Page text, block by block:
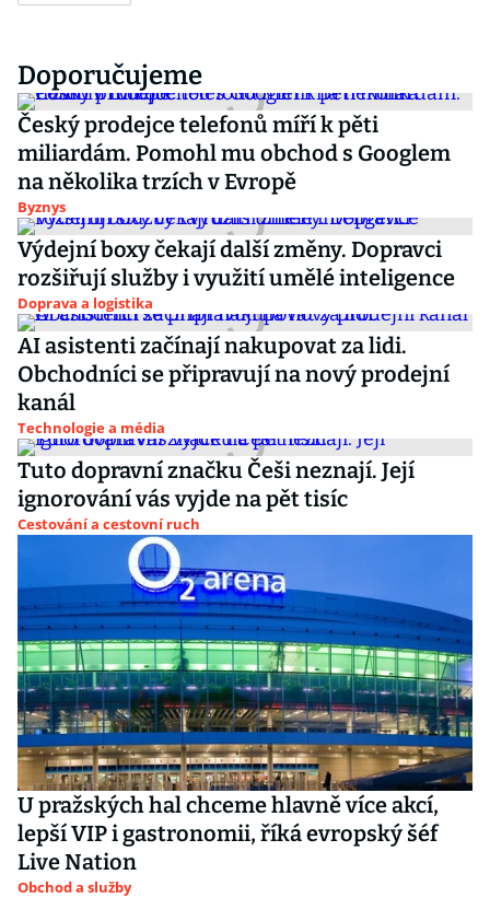
Doporučujeme
Český prodejce telefonů míří k pěti
miliardám. Pomohl mu obchod s Googlem
na několika trzích v Evropě
Byznys
Výdejní boxy čekají další změny. Dopravci
rozšiřují služby i využití umělé inteligence
Doprava a logistika
AI asistenti začínají nakupovat za lidi.
Obchodníci se připravují na nový prodejní
kanál
Technologie a média
Tuto dopravní značku Češi neznají. Její
ignorování vás vyjde na pět tisíc
Cestování a cestovní ruch
U pražských hal chceme hlavně více akcí,
lepší VIP i gastronomii, říká evropský šéf
Live Nation
Obchod a služby